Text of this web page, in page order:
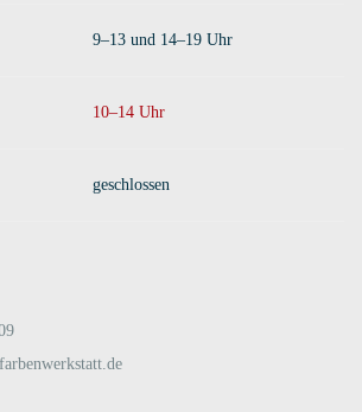
9–13 und 14–19 Uhr
10–14 Uhr
geschlossen